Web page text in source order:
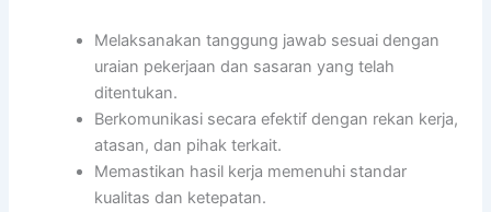
Melaksanakan tanggung jawab sesuai dengan
uraian pekerjaan dan sasaran yang telah
ditentukan.
Berkomunikasi secara efektif dengan rekan kerja,
atasan, dan pihak terkait.
Memastikan hasil kerja memenuhi standar
kualitas dan ketepatan.